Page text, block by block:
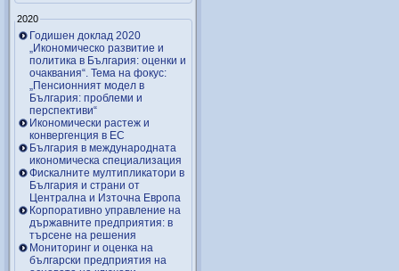
2020
Годишен доклад 2020
„Икономическо развитие и
политика в България: оценки и
очаквания“. Тема на фокус:
„Пенсионният модел в
България: проблеми и
перспективи“
Икономически растеж и
конвергенция в ЕС
България в международната
икономическа специализация
Фискалните мултипликатори в
България и страни от
Централна и Източна Европа
Корпоративно управление на
държавните предприятия: в
търсене на решения
Мониторинг и оценка на
български предприятия на